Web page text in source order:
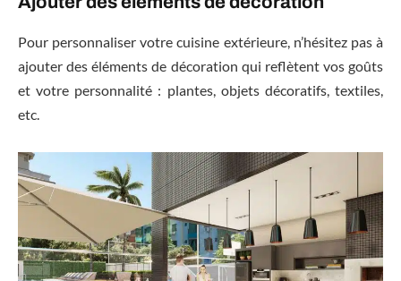
Pour personnaliser votre cuisine extérieure, n’hésitez pas à
ajouter des éléments de décoration qui reflètent vos goûts
et votre personnalité : plantes, objets décoratifs, textiles,
etc.